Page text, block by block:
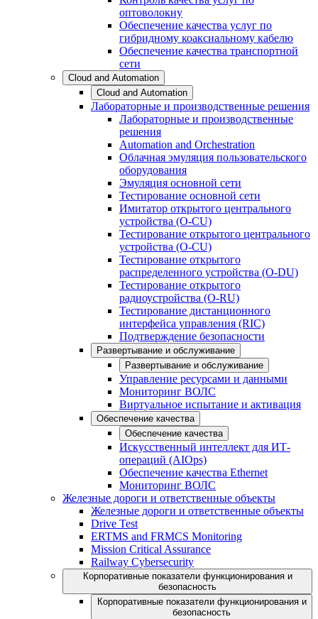
оптоволокну
Обеспечение качества услуг по
гибридному коаксиальному кабелю
Обеспечение качества транспортной
сети
Cloud and Automation
Cloud and Automation
Лабораторные и производственные решения
Лабораторные и производственные
решения
Automation and Orchestration
Облачная эмуляция пользовательского
оборудования
Эмуляция основной сети
Тестирование основной сети
Имитатор открытого центрального
устройства (O-CU)
Тестирование открытого центрального
устройства (O-CU)
Тестирование открытого
распределенного устройства (O-DU)
Тестирование открытого
радиоустройства (O-RU)
Тестирование дистанционного
интерфейса управления (RIC)
Подтверждение безопасности
Развертывание и обслуживание
Развертывание и обслуживание
Управление ресурсами и данными
Мониторинг ВОЛС
Виртуальное испытание и активация
Обеспечение качества
Обеспечение качества
Искусственный интеллект для ИТ-
операций (AIOps)
Обеспечение качества Ethernet
Мониторинг ВОЛС
Железные дороги и ответственные объекты
Железные дороги и ответственные объекты
Drive Test
ERTMS and FRMCS Monitoring
Mission Critical Assurance
Railway Cybersecurity
Корпоративные показатели функционирования и
безопасность
Корпоративные показатели функционирования и
безопасность